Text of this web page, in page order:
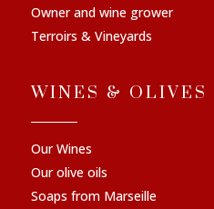
Owner and wine grower
Terroirs & Vineyards
WINES & OLIVES
Our Wines
Our olive oils
Soaps from Marseille